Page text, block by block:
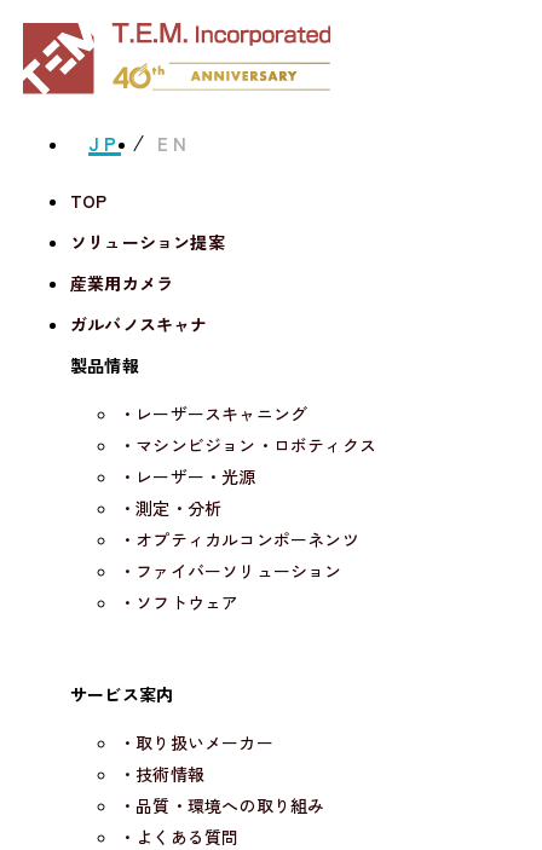
JP EN
TOP
ソリューション提案
産業用カメラ
ガルバノスキャナ
製品情報
・レーザースキャニング
・マシンビジョン・ロボティクス
・レーザー・光源
・測定・分析
・オプティカルコンポーネンツ
・ファイバーソリューション
・ソフトウェア
サービス案内
・取り扱いメーカー
・技術情報
・品質・環境への取り組み
・よくある質問